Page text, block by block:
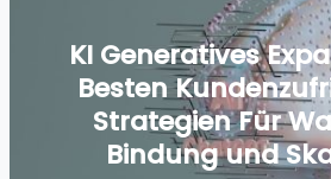
KI Generatives
Besten
Strategien Für
Bindung und